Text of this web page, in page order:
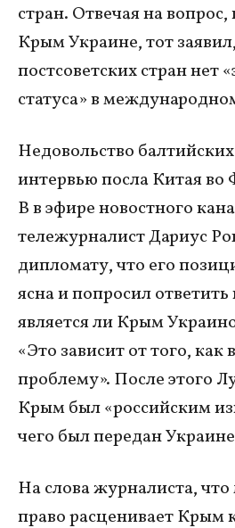
стран. Отвечая на
Крым Украине, тот
постсоветских стран нет
статуса» в
Недовольство
интервью посла Китая
В в эфире новостного
тележурналист Дариус
дипломату, что его
ясна и попросил ответить
является ли Крым
«Это зависит от того,
проблему». После этого
Крым был «российским
чего был передан
На слова журналиста,
право расценивает Крым